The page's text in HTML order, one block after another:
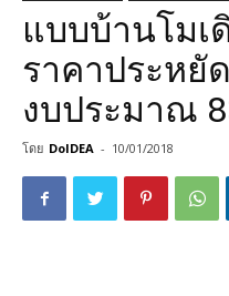
แบบบ้านโมเ
ราคาประหยั
งบประมาณ
โดย DoIDEA - 10/01/2018